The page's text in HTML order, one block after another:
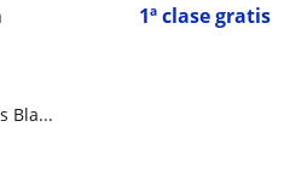
1ª clase gratis
Bla...